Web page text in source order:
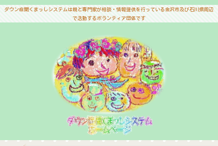
ダウン症聞くまっしシステムは親と専門家が相談・情報提供を行っている金沢市及び石川県周辺
で活動するボランティア団体です